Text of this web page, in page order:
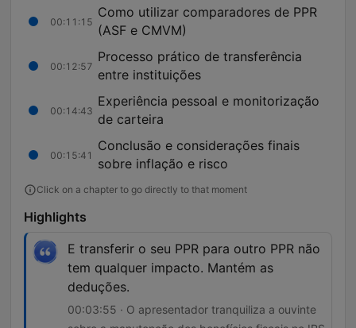
00:11:15
Como utilizar comparadores de PPR
(ASF e CMVM)
00:12:57
Processo prático de transferência
entre instituições
00:14:43
Experiência pessoal e monitorização
de carteira
00:15:41
Conclusão e considerações finais
sobre inflação e risco
Click on a chapter to go directly to that moment
Highlights
E transferir o seu PPR para outro PPR não
tem qualquer impacto. Mantém as
deduções.
00:03:55 · O apresentador tranquiliza a ouvinte